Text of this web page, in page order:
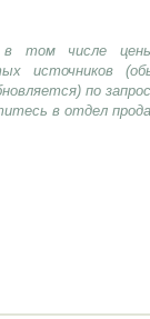
том числе
источников
по
в отдел